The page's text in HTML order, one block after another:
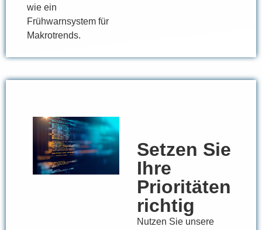
wie ein
Frühwarnsystem für
Makrotrends.
Setzen Sie
Ihre
Prioritäten
richtig
Nutzen Sie unsere